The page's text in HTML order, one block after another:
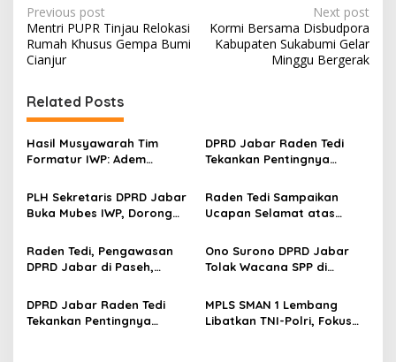
P
o
s
t
n
a
v
i
g
t
o
Previous post
Mentri PUPR Tinjau Relokasi
Rumah Khusus Gempa Bumi
Cianjur
Next post
Kormi Bersama Disbudpora
Kabupaten Sukabumi Gelar
Minggu Bergerak
Related Posts
Hasil Musyawarah Tim
Formatur IWP: Adem
IWP DPRD Jabar Periode
2026–2028
DPRD Jabar Raden Tedi
Tekankan Pentingnya
Pengendalian
Pembangunan yang Tepat
Sasaran
PLH Sekretaris DPRD Jabar
Buka Mubes IWP, Dorong
Perkuat Jurnalisme
Berbasis Fakta
Raden Tedi Sampaikan
Ucapan Selamat atas
Musyawarah Besar Ikatan
Wartawan Parlemen DPRD
Raden Tedi, Pengawasan
DPRD Jabar di Paseh,
Rusak hingga KIS Dicoret
Ono Surono DPRD Jabar
Tolak Wacana SPP di
Gratis 12 Tahun Harus
Dijamin Negara
DPRD Jabar Raden Tedi
Tekankan Pentingnya
MPLS SMAN 1 Lembang
Libatkan TNI-Polri, Fokus